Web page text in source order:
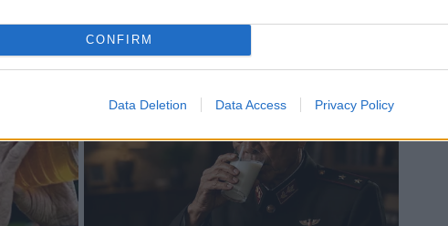
CONFIRM
Data Deletion Data Access Privacy Policy